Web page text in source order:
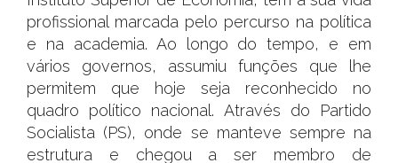
profissional marcada pelo percurso na política
e na academia. Ao longo do tempo, e em
vários governos, assumiu funções que lhe
permitem que hoje seja reconhecido no
quadro político nacional. Através do Partido
Socialista (PS), onde se manteve sempre na
estrutura e chegou a ser membro de